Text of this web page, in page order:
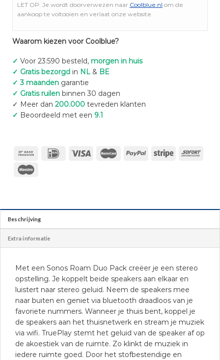
LET OP: Je wordt doorverwezen naar Coolblue.nl om de
aankoop te voltooien en verlaat onze website.
Waarom kiezen voor Coolblue?
✓ Voor 23:590 besteld, morgen in huis
✓ Gratis bezorgd in NL& BE
✓ 3 maanden garantie
✓ Gratis ruilenbinnen 30 dagen
✓ Meer dan 200.000tevreden klanten
✓ Beoordeeld met een 9.1
Beschrijving
Extra informatie
Met een Sonos Roam Duo Pack creëer je een stereo
opstelling. Je koppelt beide speakers aan elkaar en
luistert naar stereo geluid. Neem de speakers mee
naar buiten en geniet via bluetooth draadloos van je
favoriete nummers. Wanneer je thuis bent, koppel je
de speakers aan het thuisnetwerk en stream je muziek
via wifi. TruePlay stemt het geluid van de speaker af op
de akoestiek van de ruimte. Zo klinkt de muziek in
iedere ruimte goed. Door het stofbestendige en